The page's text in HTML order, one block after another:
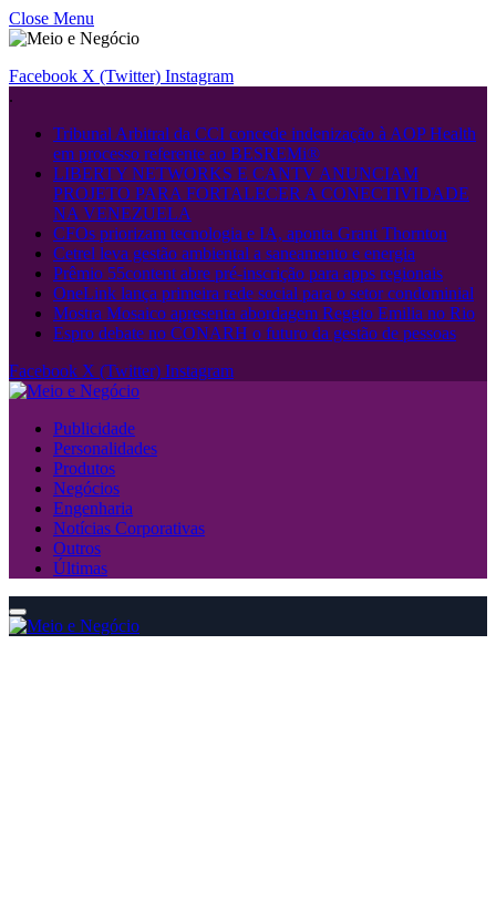
Close Menu
Facebook X (Twitter) Instagram
.
Tribunal Arbitral da CCI concede indenização à AOP Health
em processo referente ao BESREMi®
LIBERTY NETWORKS E CANTV ANUNCIAM
PROJETO PARA FORTALECER A CONECTIVIDADE
NA VENEZUELA
CFOs priorizam tecnologia e IA, aponta Grant Thornton
Cetrel leva gestão ambiental a saneamento e energia
Prêmio 55content abre pré-inscrição para apps regionais
OneLink lança primeira rede social para o setor condominial
Mostra Mosaico apresenta abordagem Reggio Emilia no Rio
Espro debate no CONARH o futuro da gestão de pessoas
Facebook X (Twitter) Instagram
Publicidade
Personalidades
Produtos
Negócios
Engenharia
Notícias Corporativas
Outros
Últimas